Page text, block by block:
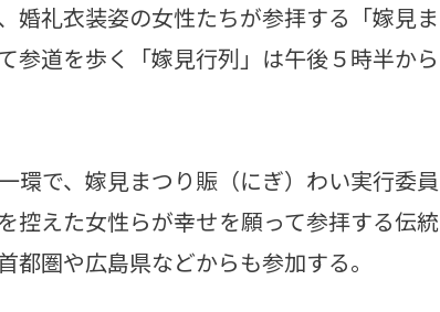
礼衣装姿の女性たちが参拝する「嫁見ま
参道を歩く「嫁見行列」は午後５時半から
で、嫁見まつり賑（にぎ）わい実行委員
控えた女性らが幸せを願って参拝する伝統
圏や広島県などからも参加する。